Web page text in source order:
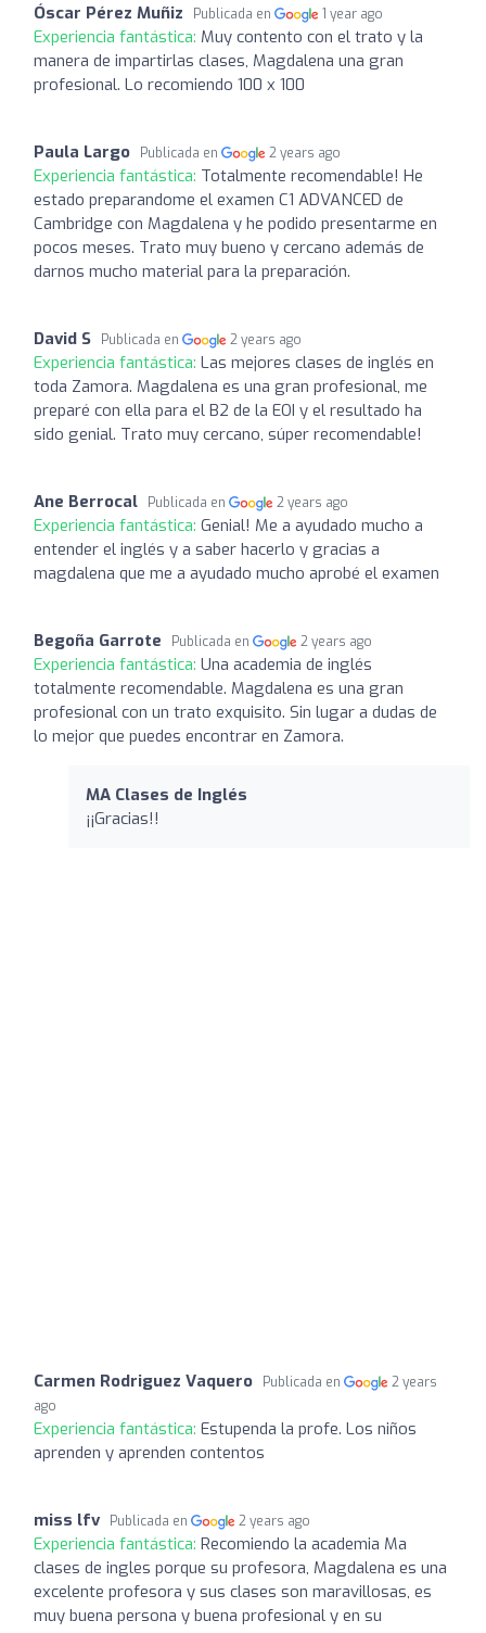
Óscar Pérez Muñiz Publicada en 1 year ago
Experiencia fantástica: Muy contento con el trato y la
manera de impartirlas clases, Magdalena una gran
profesional. Lo recomiendo 100 x 100
Paula Largo Publicada en 2 years ago
Experiencia fantástica: Totalmente recomendable! He
estado preparandome el examen C1 ADVANCED de
Cambridge con Magdalena y he podido presentarme en
pocos meses. Trato muy bueno y cercano además de
darnos mucho material para la preparación.
David S Publicada en 2 years ago
Experiencia fantástica: Las mejores clases de inglés en
toda Zamora. Magdalena es una gran profesional, me
preparé con ella para el B2 de la EOI y el resultado ha
sido genial. Trato muy cercano, súper recomendable!
Ane Berrocal Publicada en 2 years ago
Experiencia fantástica: Genial! Me a ayudado mucho a
entender el inglés y a saber hacerlo y gracias a
magdalena que me a ayudado mucho aprobé el examen
Begoña Garrote Publicada en 2 years ago
Experiencia fantástica: Una academia de inglés
totalmente recomendable. Magdalena es una gran
profesional con un trato exquisito. Sin lugar a dudas de
lo mejor que puedes encontrar en Zamora.
MA Clases de Inglés
¡¡Gracias!!
Carmen Rodriguez Vaquero Publicada en
2 years
ago
Experiencia fantástica: Estupenda la profe. Los niños
aprenden y aprenden contentos
miss lfv Publicada en 2 years ago
Experiencia fantástica: Recomiendo la academia Ma
clases de ingles porque su profesora, Magdalena es una
excelente profesora y sus clases son maravillosas, es
muy buena persona y buena profesional y en su